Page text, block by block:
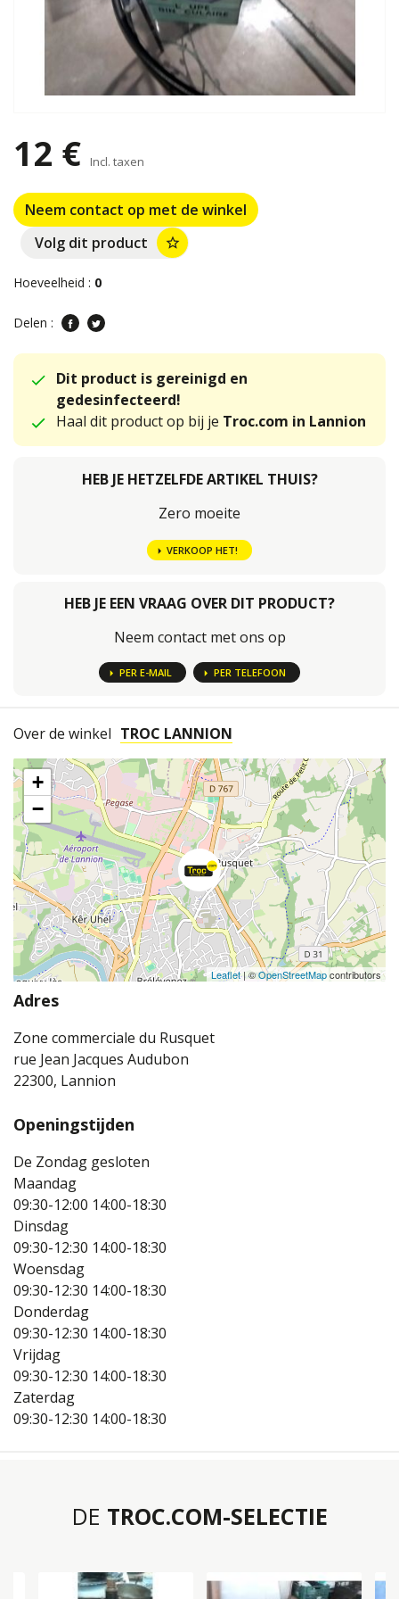
12 € Incl. taxen
Neem contact op met de winkel
Volg dit product
star_border
Hoeveelheid : 0
Delen :
Dit product is gereinigd en
gedesinfecteerd!
Haal dit product op bij je Troc.com in Lannion
HEB JE HETZELFDE ARTIKEL THUIS?
Zero moeite
VERKOOP HET!
HEB JE EEN VRAAG OVER DIT PRODUCT?
Neem contact met ons op
PER E-MAIL PER TELEFOON
Over de winkel TROC LANNION
+
−
Leaflet| ©OpenStreetMapcontributors
Adres
Zone commerciale du Rusquet
rue Jean Jacques Audubon
22300, Lannion
Openingstijden
De Zondag gesloten
Maandag
09:30-12:00 14:00-18:30
Dinsdag
09:30-12:30 14:00-18:30
Woensdag
09:30-12:30 14:00-18:30
Donderdag
09:30-12:30 14:00-18:30
Vrijdag
09:30-12:30 14:00-18:30
Zaterdag
09:30-12:30 14:00-18:30
DE TROC.COM-SELECTIE